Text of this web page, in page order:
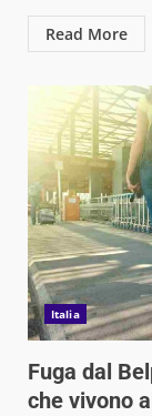
Read More
Italia
Fuga dal
che vivono